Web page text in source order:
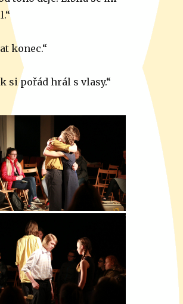
konec.“
si pořád hrál s vlasy.“